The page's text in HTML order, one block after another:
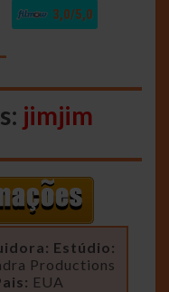
3,0/5,0
jimjim
Estúdio:
Productions
EUA